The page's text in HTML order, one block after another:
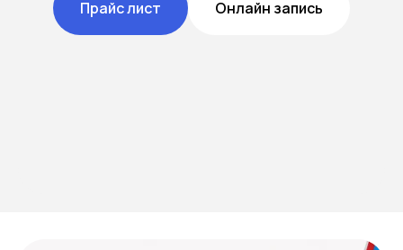
Прайс лист Онлайн запись